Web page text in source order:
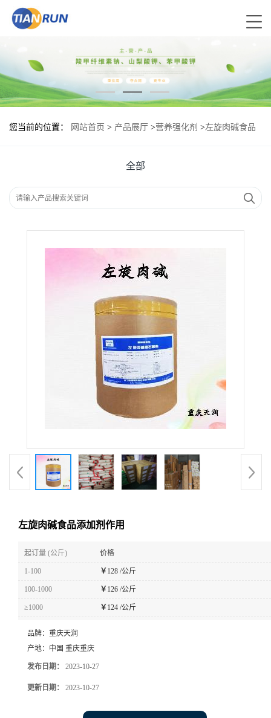
您当前的位置： 网站首页 > 产品展厅 >营养强化剂 >左旋肉碱食品
全部
左旋肉碱食品添加剂作用
起订量 (公斤) 价格
1-100 ￥128 /公斤
100-1000 ￥126 /公斤
≥1000 ￥124 /公斤
品牌： 重庆天润
产地： 中国 重庆重庆
发布日期： 2023-10-27
更新日期： 2023-10-27